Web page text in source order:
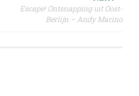
Escape! Ontsnapping uit Oost-
Berlijn – Andy Marino